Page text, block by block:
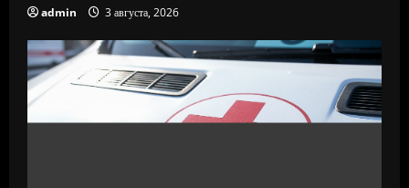
admin 3 августа, 2026